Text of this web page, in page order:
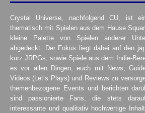
Crystal Universe, nachfolgend CU, ist
thematisch mit Spielen aus dem Hause
kleine Palette von Spielen anderer
abgedeckt. Der Fokus liegt dabei auf den
kurz JRPGs, sowie Spiele aus dem Indie-
es vor allen Dingen, euch mit News,
Videos (Let’s Plays) und Reviews zu
themenbezogene Events und berichten
sind passionierte Fans, die stets
interessante und qualitativ hochwertige